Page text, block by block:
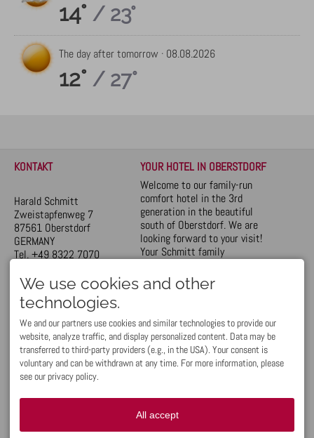
14° / 23°
The day after tomorrow · 08.08.2026
12° / 27°
KONTAKT
Harald Schmitt
Zweistapfenweg 7
87561 Oberstdorf
GERMANY
Tel.+49 8322 7070
info@gerberhof.de
YOUR HOTEL IN OBERSTDORF
Welcome to our family-run
comfort hotel in the 3rd
generation in the beautiful
south of Oberstdorf. We are
looking forward to your visit!
Your Schmitt family
SERVICE
Our rooms
Online-booking
OPENING HOURS
13:30-17:30
Sa, Su
09:00-12:00and
13:30-17:30
We use cookies and other
technologies.
We and our partners use cookies and similar technologies to provide our
website, analyze traffic, and display personalized content. Data may be
transferred to third-party providers (e.g., in the USA). Your consent is
voluntary and can be withdrawn at any time. For more information, please
see our privacy policy.
All accept